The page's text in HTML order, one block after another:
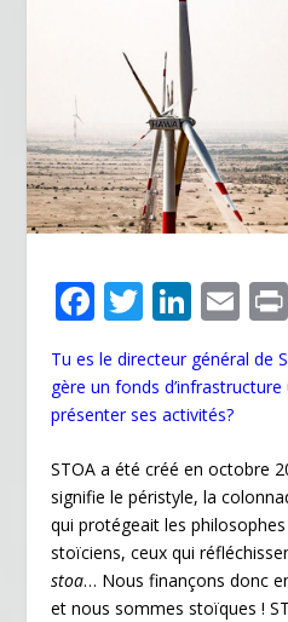
F
ac
e
b
o
o
k
T
w
itt
er
Li
n
k
e
dI
n
E
m
ai
Tu es le directeur général de
gère un fonds
présenter ses activités?
STOA a été créé en octobre
signifie le péristyle, la
qui protégeait les
stoïciens, ceux qui
stoa… Nous finançons donc
et nous sommes stoïques !